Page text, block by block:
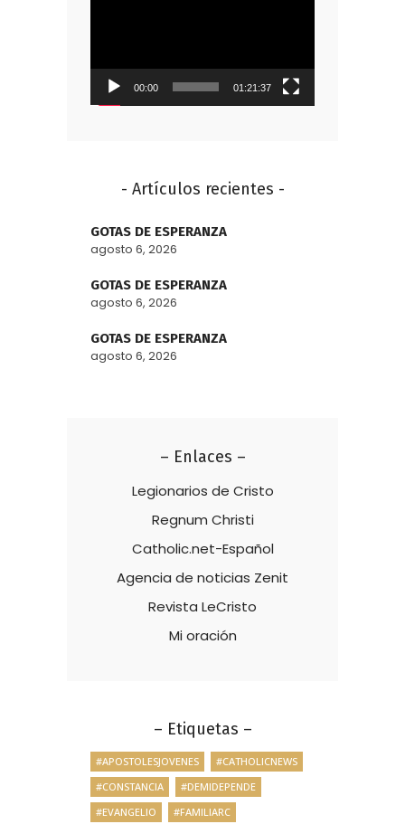
00:00 01:21:37
- Artículos recientes -
GOTAS DE ESPERANZA
agosto 6, 2026
GOTAS DE ESPERANZA
agosto 6, 2026
GOTAS DE ESPERANZA
agosto 6, 2026
– Enlaces –
Legionarios de Cristo
Regnum Christi
Catholic.net-Español
Agencia de noticias Zenit
Revista LeCristo
Mi oración
– Etiquetas –
#APOSTOLESJOVENES
#CATHOLICNEWS
#CONSTANCIA
#DEMIDEPENDE
#EVANGELIO
#FAMILIARC